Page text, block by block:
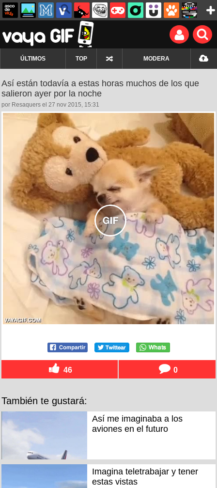
ÚLTIMOS TOP MODERA
Así están todavía a estas horas muchos de los que
salieron ayer por la noche
por Resaquers el 27 nov 2015, 15:31
46 0
También te gustará:
Así me imaginaba a los
aviones en el futuro
Imagina teletrabajar y tener
estas vistas